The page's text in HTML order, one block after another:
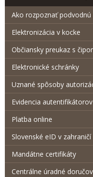
Ako rozpoznať podvodnú
Elektronizácia v kocke
Občiansky preukaz s
Elektronické schránky
Uznané spôsoby
Evidencia autentifikátorov
Platba online
Slovenské eID v zahraničí
Mandátne certifikáty
Centrálne úradné